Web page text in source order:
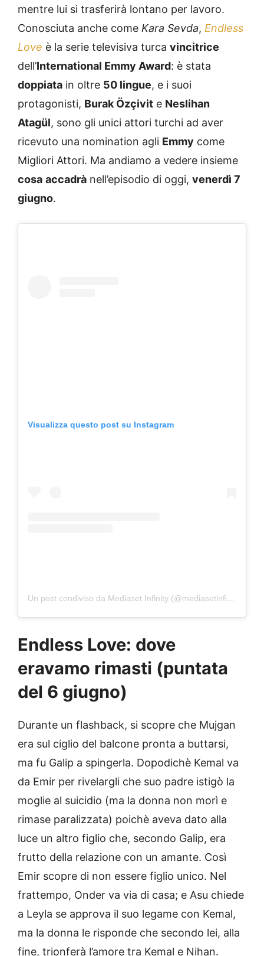
mentre lui si trasferirà lontano per lavoro.
Conosciuta anche come Kara Sevda, Endless
Love è la serie televisiva turca vincitrice
dell’International Emmy Award: è stata
doppiata in oltre 50 lingue, e i suoi
protagonisti, Burak Özçivit e Neslihan
Atagül, sono gli unici attori turchi ad aver
ricevuto una nomination agli Emmy come
Migliori Attori. Ma andiamo a vedere insieme
cosa accadrà nell’episodio di oggi, venerdì 7
giugno.
Visualizza questo post su Instagram
Un post condiviso da Mediaset Infinity (@mediasetinfinity)
Endless Love: dove
eravamo rimasti (puntata
del 6 giugno)
Durante un flashback, si scopre che Mujgan
era sul ciglio del balcone pronta a buttarsi,
ma fu Galip a spingerla. Dopodichè Kemal va
da Emir per rivelargli che suo padre istigò la
moglie al suicidio (ma la donna non morì e
rimase paralizzata) poichè aveva dato alla
luce un altro figlio che, secondo Galip, era
frutto della relazione con un amante. Così
Emir scopre di non essere figlio unico. Nel
frattempo, Onder va via di casa; e Asu chiede
a Leyla se approva il suo legame con Kemal,
ma la donna le risponde che secondo lei, alla
fine, trionferà l’amore tra Kemal e Nihan.